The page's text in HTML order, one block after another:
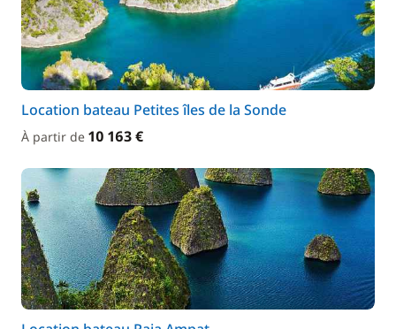
Location bateau Petites îles de la Sonde
À partir de 10 163 €